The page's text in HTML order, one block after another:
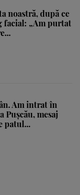
noastră, după ce
„Am purtat
Am intrat în
Pușcău, mesaj
patul...